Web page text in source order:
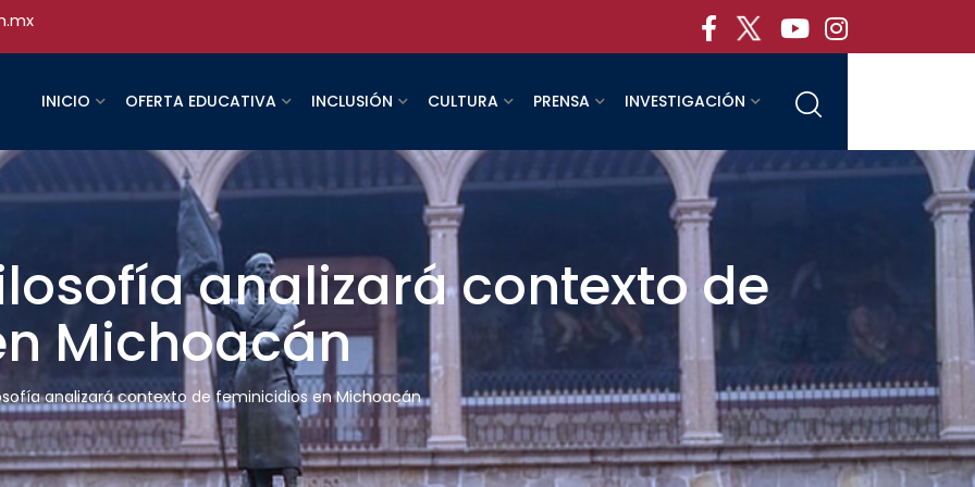
INICIO OFERTA EDUCATIVA INCLUSIÓN CULTURA PRENSA INVESTIGACIÓN
analizará contexto de
Michoacán
analizará contexto de feminicidios en Michoacán